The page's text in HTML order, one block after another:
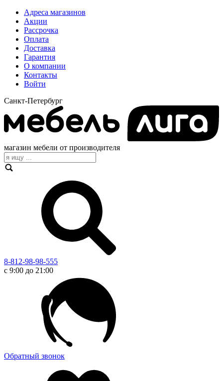
Адреса магазинов
Акции
Рассрочка
Оплата
Доставка
Гарантия
О компании
Контакты
Войти
Санкт-Петербург
магазин мебели от производителя
8-812-98-98-555
с 9:00 до 21:00
Обратный звонок